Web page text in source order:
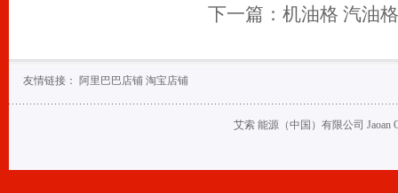
下一篇： 机油格 汽油
友情链接： 阿里巴巴店铺 淘宝店铺
艾索 能源（中国）有限公司 Jaoan